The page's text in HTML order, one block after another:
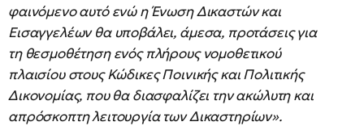
φαινόμενο αυτό ενώ η Ένωση Δικαστών και
Εισαγγελέων θα υποβάλει, άμεσα, προτάσεις για
τη θεσμοθέτηση ενός πλήρους νομοθετικού
πλαισίου στους Κώδικες Ποινικής και Πολιτικής
Δικονομίας, που θα διασφαλίζει την ακώλυτη και
απρόσκοπτη λειτουργία των Δικαστηρίων».